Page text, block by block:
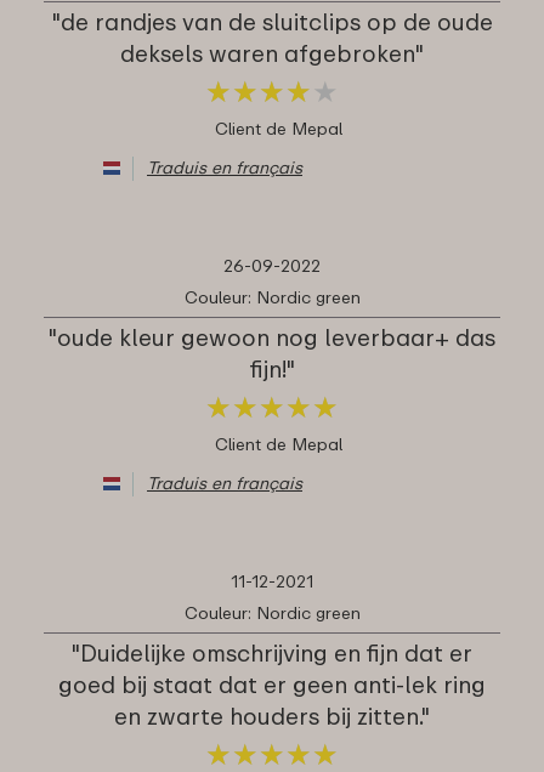
"de randjes van de sluitclips op de oude
deksels waren afgebroken"
★★★★ ★
★★★★ ★
Client de Mepal
Traduis en français
26-09-2022
Couleur: Nordic green
"oude kleur gewoon nog leverbaar+ das
fijn!"
★★★★★
★★★★★
Client de Mepal
Traduis en français
11-12-2021
Couleur: Nordic green
"Duidelijke omschrijving en fijn dat er
goed bij staat dat er geen anti-lek ring
en zwarte houders bij zitten."
★★★★★
★★★★★